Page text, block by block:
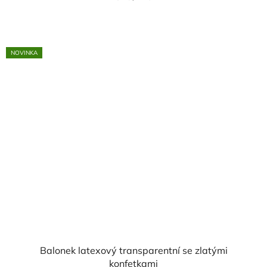
NOVINKA
Balonek latexový transparentní se zlatými
konfetkami